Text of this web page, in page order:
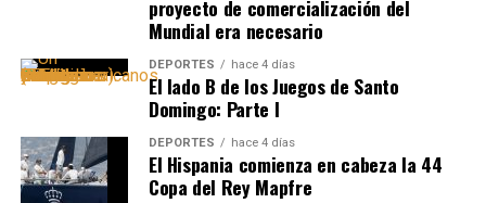
proyecto de comercialización del
Mundial era necesario
DEPORTES hace 4 días
El lado B de los Juegos de Santo
Domingo: Parte I
DEPORTES hace 4 días
El Hispania comienza en cabeza la 44
Copa del Rey Mapfre